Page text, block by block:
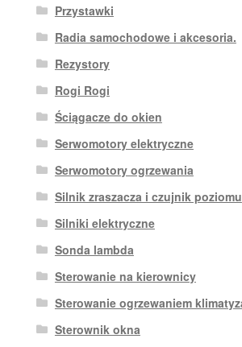
Przystawki
Radia samochodowe i akcesoria.
Rezystory
Rogi Rogi
Ściągacze do okien
Serwomotory elektryczne
Serwomotory ogrzewania
Silnik zraszacza i czujnik poziomu
Silniki elektryczne
Sonda lambda
Sterowanie na kierownicy
Sterowanie ogrzewaniem
Sterownik okna